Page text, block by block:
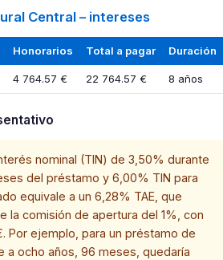
Central – intereses
Honorarios Total a pagar Duración
4 764.57 € 22 764.57 € 8 años
nominal (TIN) de 3,50% durante
del préstamo y 6,00% TIN para
equivale a un 6,28% TAE, que
la comisión de apertura del 1%, con
Por ejemplo, para un préstamo de
a ocho años, 96 meses, quedaría